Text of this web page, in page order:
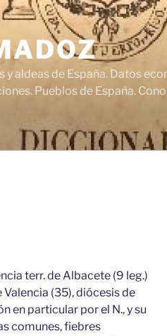
y aldeas de España. Datos
Pueblos de España.
terr. de Albacete (9 leg.)
(35), diócesis de
en particular por el N., y su
comunes, fiebres